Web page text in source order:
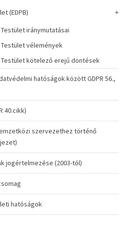
(EDPB)
iránymutatásai
vélemények
kötelező erejű döntések
hatóságok között GDPR 56.,
40.cikk)
szervezethez történő
jogértelmezése (2003-tól)
hatóságok